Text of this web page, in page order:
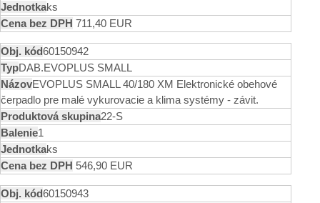
ks
711,40 EUR
60150942
DAB.EVOPLUS SMALL
EVOPLUS SMALL 40/180 XM Elektronické obehové
čerpadlo pre malé vykurovacie a klima systémy - závit.
22-S
1
ks
546,90 EUR
60150943